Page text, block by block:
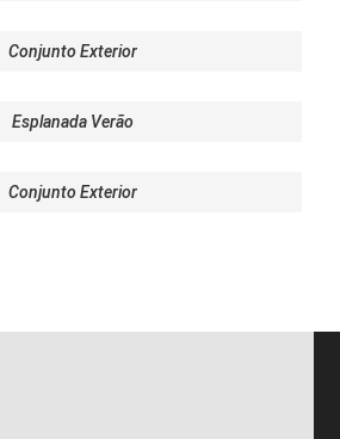
Conjunto Exterior
Esplanada Verão
Conjunto Exterior